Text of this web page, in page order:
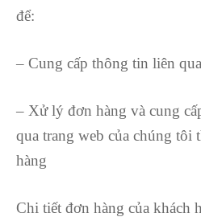
để:
– Cung cấp thông tin liên
– Xử lý đơn hàng và cung
qua trang web của chúng tôi
hàng
Chi tiết đơn hàng của khách